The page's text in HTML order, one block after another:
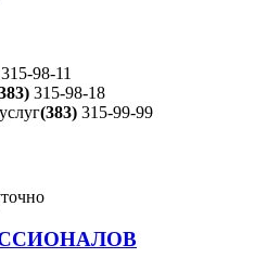
315-98-11
315-98-18
(383) 315-99-99